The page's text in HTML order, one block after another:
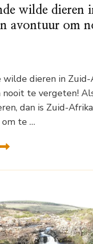
wilde
avontuur om
wilde dieren in Zuid-
nooit te vergeten!
dan is Zuid-
te …